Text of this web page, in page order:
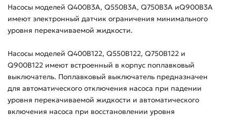
Насосы моделей Q400B3A, Q550B3A, Q750B3A иQ900B3A
имеют электронный датчик ограничения минимального
уровня перекачиваемой жидкости.
Насосы моделей Q400B122, Q550B122, Q750B122 и
Q900B122 имеют встроенный в корпус поплавковый
выключатель. Поплавковый выключатель предназначен
для автоматического отключения насоса при падении
уровня перекачиваемой жидкости и автоматического
включения насоса при восстановлении уровня